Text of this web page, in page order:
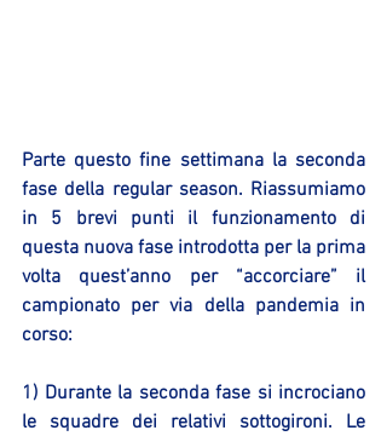
Parte questo fine settimana la seconda
fase della regular season. Riassumiamo
in 5 brevi punti il funzionamento di
questa nuova fase introdotta per la prima
volta quest’anno per “accorciare” il
campionato per via della pandemia in
corso:
1) Durante la seconda fase si incrociano
le squadre dei relativi sottogironi. Le